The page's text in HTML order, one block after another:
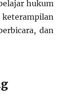
hukum
dan